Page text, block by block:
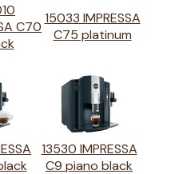
C70
15033 IMPRESSA
C75 platinum
13530 IMPRESSA
C9 piano black